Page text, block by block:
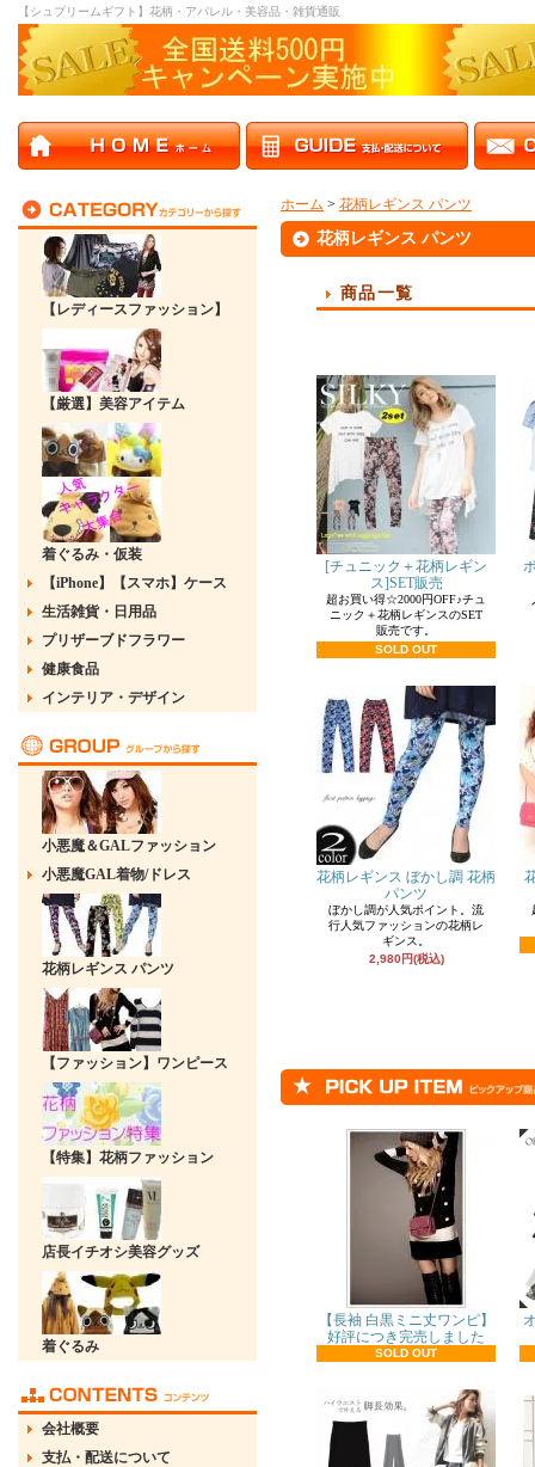
【シュプリームギフト】花柄・アパレル・美容品・雑貨通販
【レディースファッション】
【厳選】美容アイテム
着ぐるみ・仮装
【iPhone】【スマホ】ケース
生活雑貨・日用品
プリザーブドフラワー
健康食品
インテリア・デザイン
小悪魔＆GALファッション
小悪魔GAL着物/ドレス
花柄レギンス パンツ
【ファッション】ワンピース
【特集】花柄ファッション
店長イチオシ美容グッズ
着ぐるみ
会社概要
支払・配送について
ホーム > 花柄レギンス パンツ
花柄レギンス パンツ
商品一覧
[チュニック＋花柄レギン
ス]SET販売
超お買い得☆2000円OFF♪チュ
ニック＋花柄レギンスのSET
販売です。
SOLD OUT
花柄レギンス ぼかし調 花柄
パンツ
ぼかし調が人気ポイント。流
行人気ファッションの花柄レ
ギンス。
2,980円(税込)
【長袖 白黒ミニ丈ワンピ】
好評につき完売しました
SOLD OUT